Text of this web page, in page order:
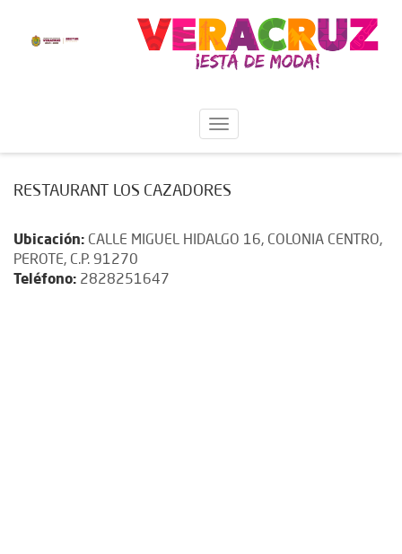
RESTAURANT LOS CAZADORES
Ubicación: CALLE MIGUEL HIDALGO 16, COLONIA CENTRO,
PEROTE, C.P. 91270
Teléfono: 2828251647